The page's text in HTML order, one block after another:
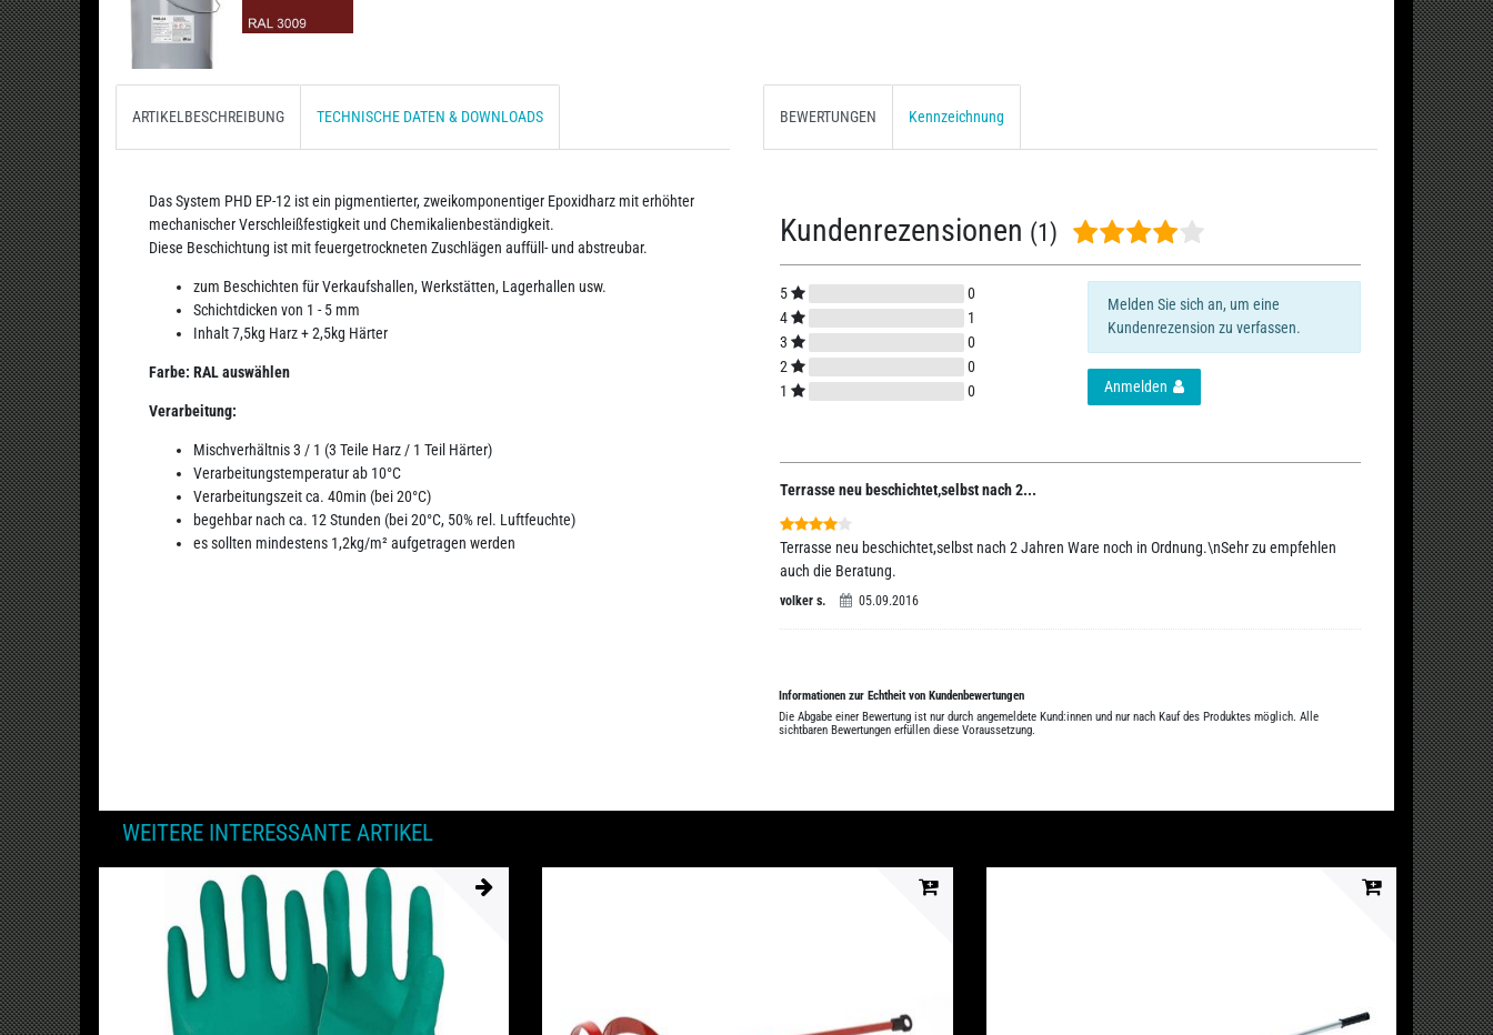
ARTIKELBESCHREIBUNG TECHNISCHE DATEN & DOWNLOADS
Das System PHD EP-12 ist ein pigmentierter, zweikomponentiger Epoxidharz mit erhöhter
mechanischer Verschleißfestigkeit und Chemikalienbeständigkeit.
Diese Beschichtung ist mit feuergetrockneten Zuschlägen auffüll- und abstreubar.
zum Beschichten für Verkaufshallen, Werkstätten, Lagerhallen usw.
Schichtdicken von 1 - 5 mm
Inhalt 7,5kg Harz + 2,5kg Härter
Farbe: RAL auswählen
Verarbeitung:
Mischverhältnis 3 / 1 (3 Teile Harz / 1 Teil Härter)
Verarbeitungstemperatur ab 10°C
Verarbeitungszeit ca. 40min (bei 20°C)
begehbar nach ca. 12 Stunden (bei 20°C, 50% rel. Luftfeuchte)
es sollten mindestens 1,2kg/m² aufgetragen werden
BEWERTUNGEN Kennzeichnung
Kundenrezensionen (1)
5
0
4
1
3
0
2
0
1
0
Melden Sie sich an, um eine
Kundenrezension zu verfassen.
Anmelden
Terrasse neu beschichtet,selbst nach 2...
Terrasse neu beschichtet,selbst nach 2 Jahren Ware noch in Ordnung.\nSehr zu empfehlen
auch die Beratung.
volker s. 05.09.2016
Informationen zur Echtheit von Kundenbewertungen
Die Abgabe einer Bewertung ist nur durch angemeldete Kund:innen und nur nach Kauf des Produktes möglich. Alle
sichtbaren Bewertungen erfüllen diese Voraussetzung.
WEITERE INTERESSANTE ARTIKEL